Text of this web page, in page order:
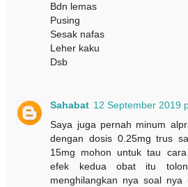
Bdn lemas
Pusing
Sesak nafas
Leher kaku
Dsb
Sahabat 12 September 2019
Saya juga pernah minum
dengan dosis 0.25mg trus
15mg mohon untuk tau
efek kedua obat itu
menghilangkan nya soal